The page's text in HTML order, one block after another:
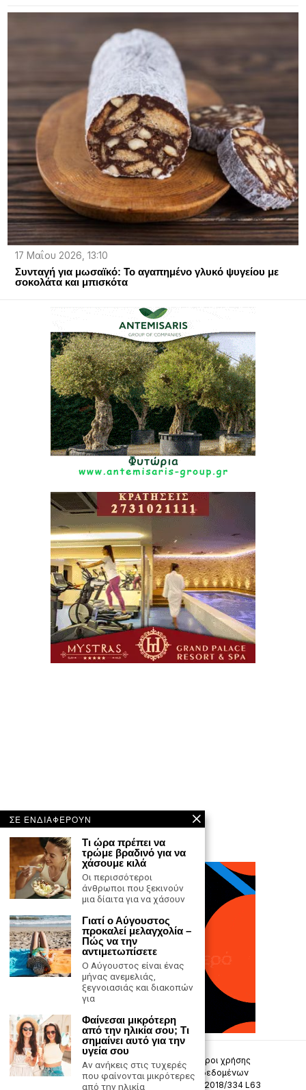
17 Μαΐου 2026, 13:10
Συνταγή για μωσαϊκό: Το αγαπημένο γλυκό ψυγείου με
σοκολάτα και μπισκότα
Επικοινωνία Πολιτική Απορρήτου
Όροι χρήσης
Πολιτική προστασίας προσωπικών δεδομένων
Δήλωση συμμόρφωσης -σύσταση (ΕΕ) 2018/334 L63
ΣΕ ΕΝΔΙΑΦΕΡΟΥΝ
Τι ώρα πρέπει να
τρώμε βραδινό για να
χάσουμε κιλά
Oι περισσότεροι
άνθρωποι που ξεκινούν
μια δίαιτα για να χάσουν
Γιατί ο Αύγουστος
προκαλεί μελαγχολία –
Πώς να την
αντιμετωπίσετε
Ο Αύγουστος είναι ένας
μήνας ανεμελιάς,
ξεγνοιασιάς και διακοπών
για
Φαίνεσαι μικρότερη
από την ηλικία σου; Τι
σημαίνει αυτό για την
υγεία σου
Αν ανήκεις στις τυχερές
που φαίνονται μικρότερες
από την ηλικία